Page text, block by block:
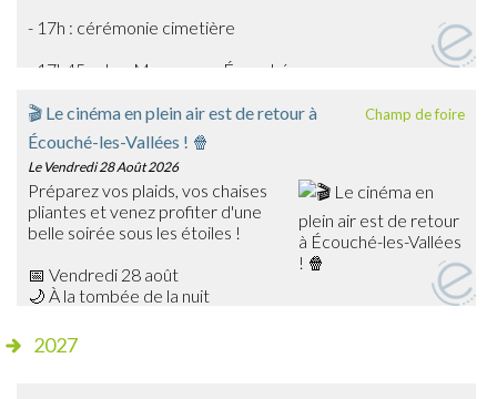
un agréable moment en famille ou entre amis et soutenir
➡️ On vous attend nombreux pour clôturer en beauté
cette belle saison des marchés !
- 17h : cérémonie cimetière
- 17h45 : char Massaoua - Écouché
Champ de foire
🎬 Le cinéma en plein air est de retour à
Écouché-les-Vallées ! 🍿
Le Vendredi 28 Août 2026
Préparez vos plaids, vos chaises
pliantes et venez profiter d'une
belle soirée sous les étoiles !
📅 Vendredi 28 août
🌙 À la tombée de la nuit
🎥 Cette année, découvrez Les Bad Guys, un film
2027